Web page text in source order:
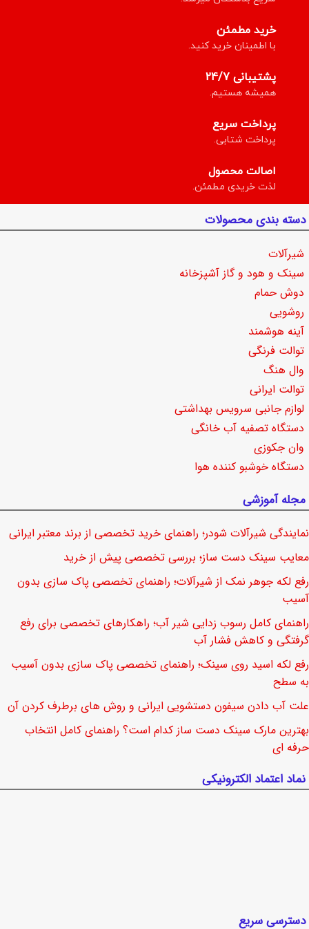
خرید مطمئن
با اطمینان خرید کنید.
پشتیبانی 24/7
همیشه هستیم.
پرداخت سریع
پرداخت شتابی.
اصالت محصول
لذت خریدی مطمئن.
دسته بندی محصولات
شیرآلات
سینک و هود و گاز آشپزخانه
دوش حمام
روشویی
آینه هوشمند
توالت فرنگی
وال هنگ
توالت ایرانی
لوازم جانبی سرویس بهداشتی
دستگاه تصفیه آب خانگی
وان جکوزی
دستگاه خوشبو کننده هوا
مجله آموزشی
نمایندگی شیرآلات شودر؛ راهنمای خرید تخصصی از برند معتبر ایرانی
معایب سینک دست ساز؛ بررسی تخصصی پیش از خرید
رفع لکه جوهر نمک از شیرآلات؛ راهنمای تخصصی پاک سازی بدون
آسیب
راهنمای کامل رسوب زدایی شیر آب؛ راهکارهای تخصصی برای رفع
گرفتگی و کاهش فشار آب
رفع لکه اسید روی سینک؛ راهنمای تخصصی پاک سازی بدون آسیب
به سطح
علت آب دادن سیفون دستشویی ایرانی و روش های برطرف کردن آن
بهترین مارک سینک دست ساز کدام است؟ راهنمای کامل انتخاب
حرفه ای
نماد اعتماد الکترونیکی
دسترسی سریع